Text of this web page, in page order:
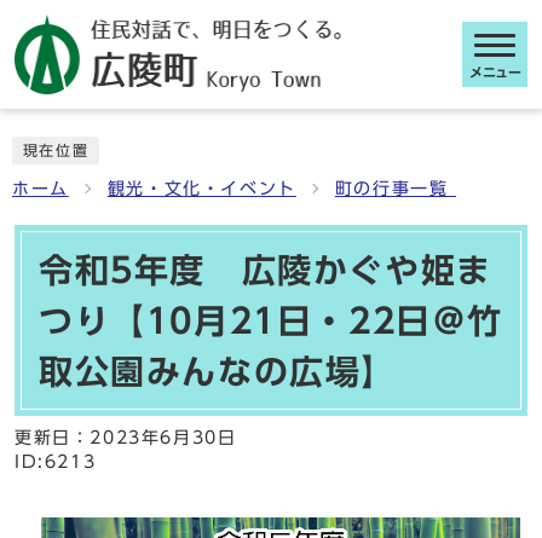
メニュー
現在位置
ホーム 観光・文化・イベント 町の行事一覧
令和5年度 広陵かぐや姫ま
つり【10月21日・22日＠竹
取公園みんなの広場】
更新日： 2023年6月30日
ID:6213